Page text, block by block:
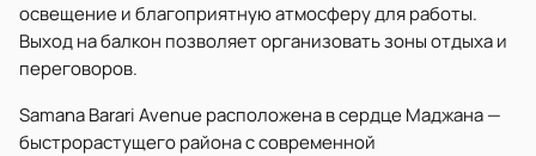
освещение и благоприятную атмосферу для работы.
Выход на балкон позволяет организовать зоны отдыха и
переговоров.
Samana Barari Avenue расположена в сердце Маджана —
быстрорастущего района с современной